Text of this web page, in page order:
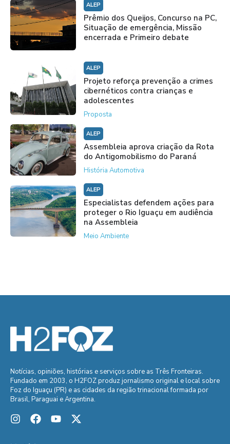
ALEP
Prêmio dos Queijos, Concurso na PC,
Situação de emergência, Missão
encerrada e Primeiro debate
ALEP
Projeto reforça prevenção a crimes
cibernéticos contra crianças e
adolescentes
Proposta
ALEP
Assembleia aprova criação da Rota
do Antigomobilismo do Paraná
História Automotiva
ALEP
Especialistas defendem ações para
proteger o Rio Iguaçu em audiência
na Assembleia
Meio Ambiente
Notícias, opiniões, histórias e serviços sobre as Três Fronteiras.
Fundado em 2003, o H2FOZ produz jornalismo original e local sobre
Foz do Iguaçu (PR) e as cidades da região trinacional formada por
Brasil, Paraguai e Argentina.